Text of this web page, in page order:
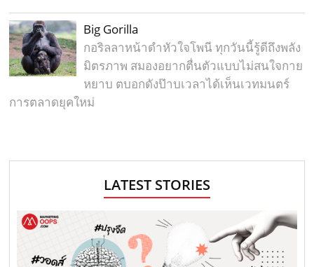
Big Gorilla
กอริลลาหน้าดำหัวใจโพนี ทุกวันนี้รู้ดีถึงพลัง
มิตรภาพ สมองอยากตื่นตัวแบบไม่สนใจกาย
หยาบ ตบอกดังป๊าบเวลาได้เห็นเวทมนตร์
การตลาดยุคใหม่
LATEST STORIES